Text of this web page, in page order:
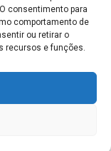
consentimento para
comportamento de
ou retirar o
recursos e funções.